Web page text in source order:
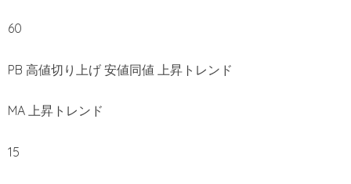
60
PB 高値切り上げ 安値同値 上昇トレンド
MA 上昇トレンド
15